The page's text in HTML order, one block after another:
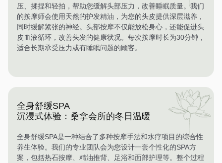
压、揉捏和轻拍，帮助您缓解头部压力，改善睡眠质量。我们
的按摩师会使用天然的护发精油，为您的头皮提供深层滋养，
同时缓解紧张的神经。头部按摩不仅能放松身心，还能促进头
皮血液循环，改善头发的健康状况。每次按摩时长为30分钟，
适合长期承受压力或有睡眠问题的顾客。
全身舒缓SPA
沉浸式体验：桑拿会所的冬日温暖
全身舒缓SPA是一种结合了多种按摩手法和水疗项目的综合性
养生体验。我们的专业团队会为您设计一套个性化的SPA方
案，包括热石按摩、精油推背、足浴和面部护理等。整个过程